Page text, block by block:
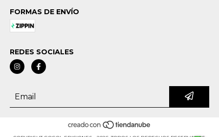
FORMAS DE ENVÍO
REDES SOCIALES